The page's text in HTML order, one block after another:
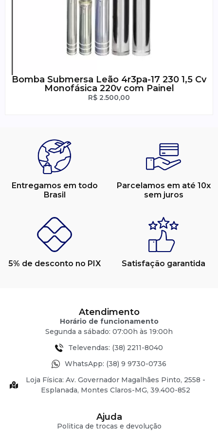
Bomba Submersa Leão 4r3pa-17 230 1,5 Cv
Monofásica 220v com Painel
R$ 2.500,00
Entregamos em todo
Brasil
Parcelamos em até 10x
sem juros
5% de desconto no PIX Satisfação garantida
Atendimento
Horário de funcionamento
Segunda a sábado: 07:00h às 19:00h
Televendas: (38) 2211-8040
WhatsApp: (38) 9 9730-0736
Loja Física: Av. Governador Magalhães Pinto, 2558 -
Esplanada, Montes Claros-MG, 39.400-852
Ajuda
Politica de trocas e devolução